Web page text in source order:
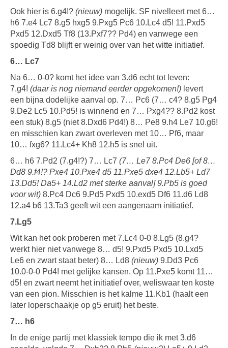
Ook hier is 6.g4!? (nieuw) mogelijk. SF nivelleert met 6…
h6 7.e4 Lc7 8.g5 hxg5 9.Pxg5 Pc6 10.Lc4 d5! 11.Pxd5
Pxd5 12.Dxd5 Tf8 (13.Pxf7?? Pd4) en vanwege een
spoedig Td8 blijft er weinig over van het witte initiatief.
6… Lc7
Na 6… 0-0? komt het idee van 3.d6 echt tot leven:
7.g4! (daar is nog niemand eerder opgekomen!) levert
een bijna dodelijke aanval op. 7… Pc6 (7… c4? 8.g5 Pg4
9.De2 Lc5 10.Pd5! is winnend en 7… Pxg4?? 8.Pd2 kost
een stuk) 8.g5 (niet 8.Dxd6 Pd4!) 8… Pe8 9.h4 Le7 10.g6!
en misschien kan zwart overleven met 10… Pf6, maar
10… fxg6? 11.Lc4+ Kh8 12.h5 is snel uit.
6… h6 7.Pd2 (7.g4!?) 7… Lc7 (7… Le7 8.Pc4 De6 [of 8…
Dd8 9.f4!? Pxe4 10.Pxe4 d5 11.Pxe5 dxe4 12.Lb5+ Ld7
13.Dd5! Da5+ 14.Ld2 met sterke aanval] 9.Pb5 is goed
voor wit) 8.Pc4 Dc6 9.Pd5 Pxd5 10.exd5 Df6 11.d6 Ld8
12.a4 b6 13.Ta3 geeft wit een aangenaam initiatief.
7.Lg5
Wit kan het ook proberen met 7.Lc4 0-0 8.Lg5 (8.g4?
werkt hier niet vanwege 8… d5! 9.Pxd5 Pxd5 10.Lxd5
Le6 en zwart staat beter) 8… Ld8 (nieuw) 9.Dd3 Pc6
10.0-0-0 Pd4! met gelijke kansen. Op 11.Pxe5 komt 11…
d5! en zwart neemt het initiatief over, weliswaar ten koste
van een pion. Misschien is het kalme 11.Kb1 (haalt een
later loperschaakje op g5 eruit) het beste.
7… h6
In de enige partij met klassiek tempo die ik met 3.d6